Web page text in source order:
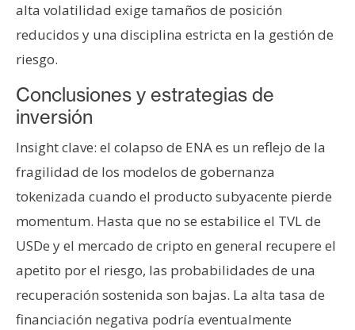
alta volatilidad exige tamaños de posición
reducidos y una disciplina estricta en la gestión de
riesgo.
Conclusiones y estrategias de
inversión
Insight clave: el colapso de ENA es un reflejo de la
fragilidad de los modelos de gobernanza
tokenizada cuando el producto subyacente pierde
momentum. Hasta que no se estabilice el TVL de
USDe y el mercado de cripto en general recupere el
apetito por el riesgo, las probabilidades de una
recuperación sostenida son bajas. La alta tasa de
financiación negativa podría eventualmente